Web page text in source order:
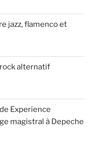
jazz, flamenco et
rock alternatif
Experience
magistral à Depeche